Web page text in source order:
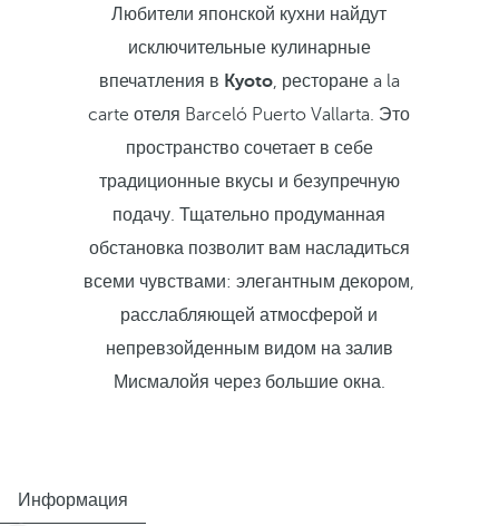
Любители японской кухни найдут
исключительные кулинарные
впечатления в Kyoto, ресторане a la
carte отеля Barceló Puerto Vallarta. Это
пространство сочетает в себе
традиционные вкусы и безупречную
подачу. Тщательно продуманная
обстановка позволит вам насладиться
всеми чувствами: элегантным декором,
расслабляющей атмосферой и
непревзойденным видом на залив
Мисмалойя через большие окна.
Информация